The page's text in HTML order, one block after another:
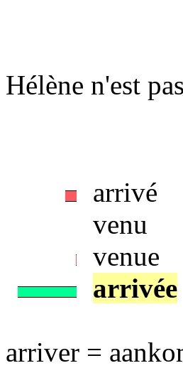
Hélène n'est
arrivé
venu
venue
arrivée
arriver =